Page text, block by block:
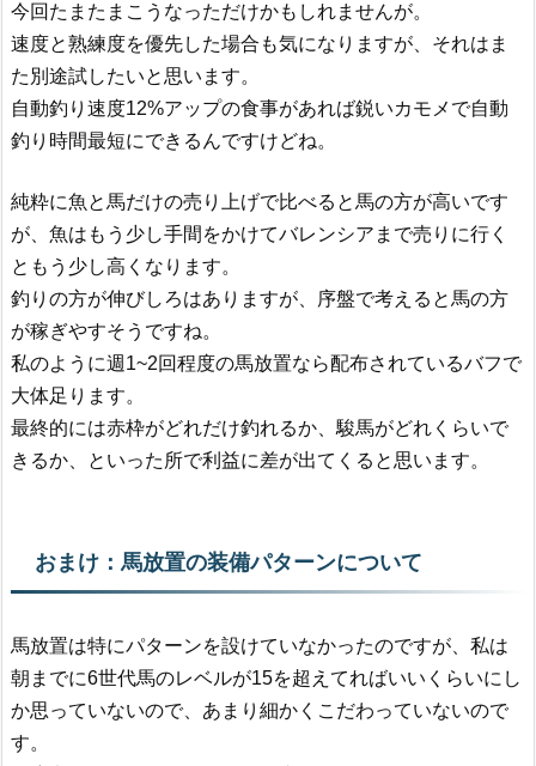
今回たまたまこうなっただけかもしれませんが。
速度と熟練度を優先した場合も気になりますが、それはま
た別途試したいと思います。
自動釣り速度12%アップの食事があれば鋭いカモメで自動
釣り時間最短にできるんですけどね。
純粋に魚と馬だけの売り上げで比べると馬の方が高いです
が、魚はもう少し手間をかけてバレンシアまで売りに行く
ともう少し高くなります。
釣りの方が伸びしろはありますが、序盤で考えると馬の方
が稼ぎやすそうですね。
私のように週1~2回程度の馬放置なら配布されているバフで
大体足ります。
最終的には赤枠がどれだけ釣れるか、駿馬がどれくらいで
きるか、といった所で利益に差が出てくると思います。
おまけ：馬放置の装備パターンについて
馬放置は特にパターンを設けていなかったのですが、私は
朝までに6世代馬のレベルが15を超えてればいいくらいにし
か思っていないので、あまり細かくこだわっていないので
す。